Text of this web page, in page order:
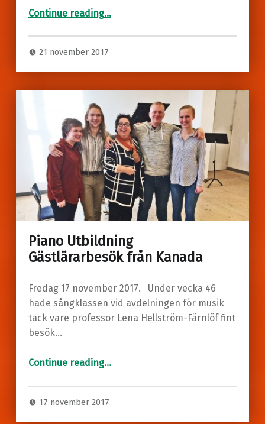
Continue reading…
21 november 2017
Piano Utbildning
Gästlärarbesök från Kanada
Fredag 17 november 2017. Under vecka 46
hade sångklassen vid avdelningen för musik
tack vare professor Lena Hellström-Färnlöf fint
besök…
Continue readingGästlärarbesök från Kanada”
…
17 november 2017